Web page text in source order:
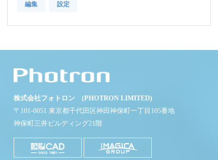
編集 設定
株式会社フォトロン (PHOTRON LIMITED)
〒101-0051 東京都千代田区神田神保町一丁目105番地
神保町三井ビルディング21階